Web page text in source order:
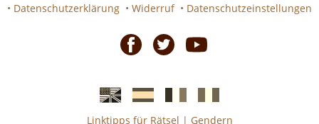
• Datenschutzerklärung • Widerruf • Datenschutzeinstellungen
Linktipps für Rätsel | Gendern